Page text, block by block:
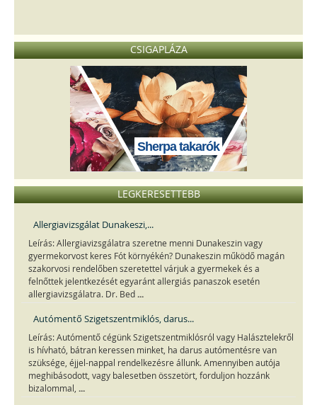
CSIGAPLÁZA
Sherpa takarók
LEGKERESETTEBB
Allergiavizsgálat Dunakeszi,...
Leírás: Allergiavizsgálatra szeretne menni Dunakeszin vagy
gyermekorvost keres Fót környékén? Dunakeszin működő magán
szakorvosi rendelőben szeretettel várjuk a gyermekek és a
felnőttek jelentkezését egyaránt allergiás panaszok esetén
allergiavizsgálatra. Dr. Bed ...
Autómentő Szigetszentmiklós, darus...
Leírás: Autómentő cégünk Szigetszentmiklósról vagy Halásztelekről
is hívható, bátran keressen minket, ha darus autómentésre van
szüksége, éjjel-nappal rendelkezésre állunk. Amennyiben autója
meghibásodott, vagy balesetben összetört, forduljon hozzánk
bizalommal, ...